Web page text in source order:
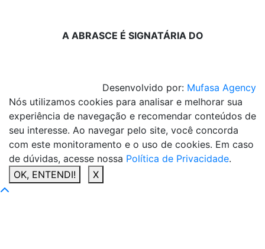
A ABRASCE É SIGNATÁRIA DO
Desenvolvido por: Mufasa Agency
Nós utilizamos cookies para analisar e melhorar sua
experiência de navegação e recomendar conteúdos de
seu interesse. Ao navegar pelo site, você concorda
com este monitoramento e o uso de cookies. Em caso
de dúvidas, acesse nossa Política de Privacidade.
OK, ENTENDI!
X